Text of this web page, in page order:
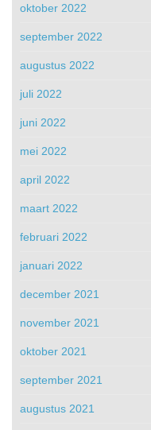
oktober 2022
september 2022
augustus 2022
juli 2022
juni 2022
mei 2022
april 2022
maart 2022
februari 2022
januari 2022
december 2021
november 2021
oktober 2021
september 2021
augustus 2021